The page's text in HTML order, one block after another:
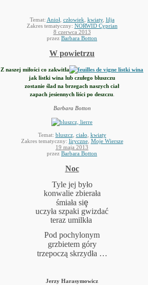
Temat: Anioł, człowiek kwiaty, lilja
Zakres tematyczny: NORWID Cyprian
8 czerwca 2013
przez Barbara Botton
W powietrzu
Z naszej miłości co zakwitła
jak listki wina lub czułego bluszczu
zostanie ślad na brzegach naszych ciał
zapach jesiennych liści po deszczu.
Barbara Botton
Temat: bluszcz, ciało kwiaty
Zakres tematyczny: liryczne, Moje Wiersze
19 maja 2013
przez Barbara Botton
Noc
Tyle jej było
konwalie zbierała
śmiała siȩ
uczyła szpaki gwizdać
teraz umilkła
Pod pochylonym
grzbietem góry
trzepoczą skrzydła …
Jerzy Harasymowicz